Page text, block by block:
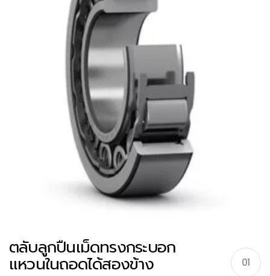
ตลับลูกปืนเม็ดทรงกระบอก
แหวนในถอดได้สองข้าง 01